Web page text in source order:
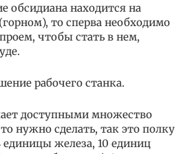
обсидиана находится на
то сперва необходимо
чтобы стать в нем,
рабочего станка.
доступными множество
нужно сделать, так это полку
железа, 10 единиц